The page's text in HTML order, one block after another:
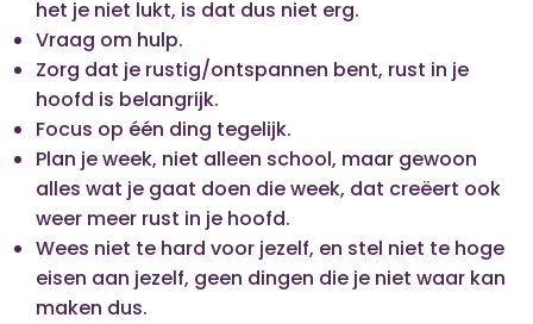
het je niet lukt, is dat dus niet erg.
Vraag om hulp.
Zorg dat je rustig/ontspannen bent, rust in je
hoofd is belangrijk.
Focus op één ding tegelijk.
Plan je week, niet alleen school, maar gewoon
alles wat je gaat doen die week, dat creëert ook
weer meer rust in je hoofd.
Wees niet te hard voor jezelf, en stel niet te hoge
eisen aan jezelf, geen dingen die je niet waar kan
maken dus.